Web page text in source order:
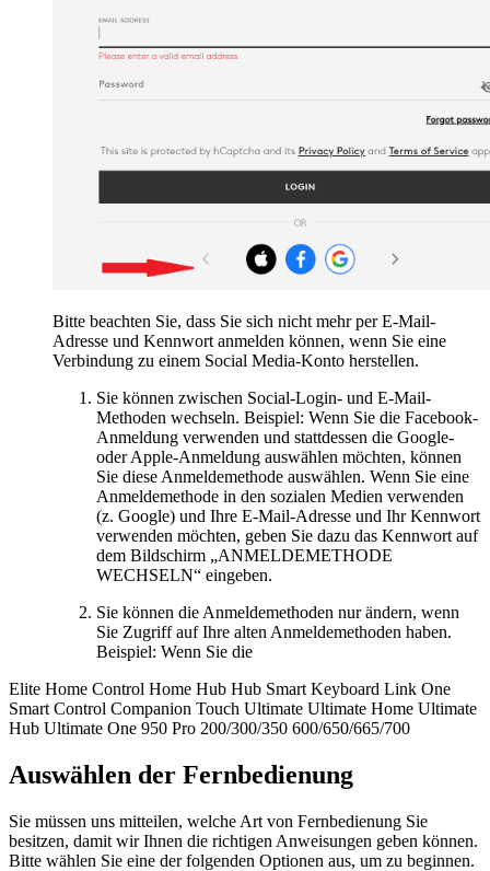
Bitte beachten Sie, dass Sie sich nicht mehr per E-Mail-
Adresse und Kennwort anmelden können, wenn Sie eine
Verbindung zu einem Social Media-Konto herstellen.
Sie können zwischen Social-Login- und E-Mail-
Methoden wechseln. Beispiel: Wenn Sie die Facebook-
Anmeldung verwenden und stattdessen die Google-
oder Apple-Anmeldung auswählen möchten, können
Sie diese Anmeldemethode auswählen. Wenn Sie eine
Anmeldemethode in den sozialen Medien verwenden
(z. Google) und Ihre E-Mail-Adresse und Ihr Kennwort
verwenden möchten, geben Sie dazu das Kennwort auf
dem Bildschirm „ANMELDEMETHODE
WECHSELN“ eingeben.
Sie können die Anmeldemethoden nur ändern, wenn
Sie Zugriff auf Ihre alten Anmeldemethoden haben.
Beispiel: Wenn Sie die
Elite Home Control Home Hub Hub Smart Keyboard Link One
Smart Control Companion Touch Ultimate Ultimate Home Ultimate
Hub Ultimate One 950 Pro 200/300/350 600/650/665/700
Auswählen der Fernbedienung
Sie müssen uns mitteilen, welche Art von Fernbedienung Sie
besitzen, damit wir Ihnen die richtigen Anweisungen geben können.
Bitte wählen Sie eine der folgenden Optionen aus, um zu beginnen.